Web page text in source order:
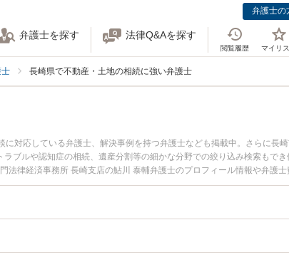
弁護士の
弁護士を探す 法律Q&Aを探す
閲覧履歴 マイリ
長崎県で不動産・土地の相続に強い弁護士
対応している弁護士、解決事例を持つ弁護士なども掲載中。さらに長
ブルや認知症の相続、遺産分割等の細かな分野での絞り込み検索もで
律経済事務所 長崎支店の鮎川 泰輔弁護士のプロフィール情報や弁護士
すぐに弁護士に相談したい』『不動産・土地の相続のトラブル解決の実
護士に相談予約したい』などでお困りの相談者さんにおすすめです。